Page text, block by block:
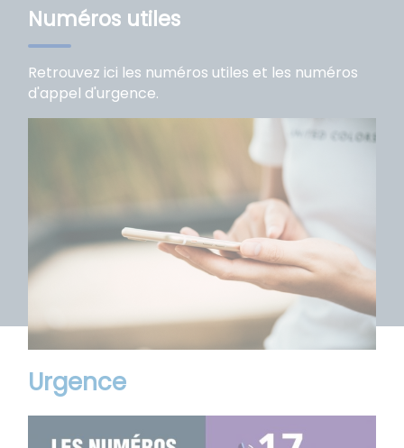
Numéros utiles
Retrouvez ici les numéros utiles et les numéros
d'appel d'urgence.
Urgence